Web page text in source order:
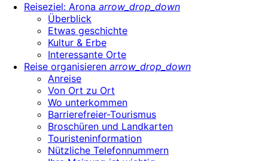
Reiseziel: Arona arrow_drop_down
Überblick
Etwas geschichte
Kultur & Erbe
Interessante Orte
Reise organisieren arrow_drop_down
Anreise
Von Ort zu Ort
Wo unterkommen
Barrierefreier-Tourismus
Broschüren und Landkarten
Touristeninformation
Nützliche Telefonnummern